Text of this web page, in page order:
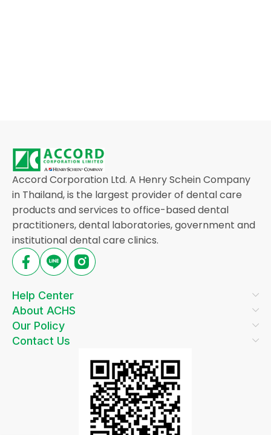
Accord Corporation Ltd. A Henry Schein Company
in Thailand, is the largest provider of dental care
products and services to office-based dental
practitioners, dental laboratories, government and
institutional dental care clinics.
Help Center
About ACHS
Our Policy
Contact Us